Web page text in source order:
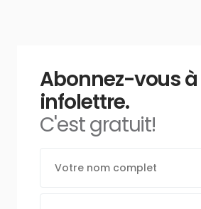
Abonnez-vous
infolettre.
C'est gratuit!